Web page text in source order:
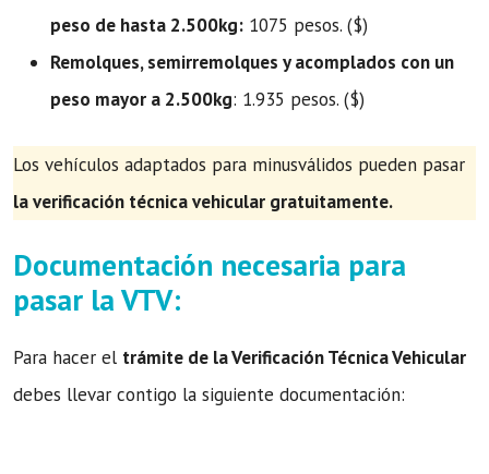
peso de hasta 2.500kg: 1075 pesos. ($)
Remolques, semirremolques y acomplados con un
peso mayor a 2.500kg: 1.935 pesos. ($)
Los vehículos adaptados para minusválidos pueden pasar
la verificación técnica vehicular gratuitamente.
Documentación necesaria para
pasar la VTV:
Para hacer el trámite de la Verificación Técnica Vehicular
debes llevar contigo la siguiente documentación: